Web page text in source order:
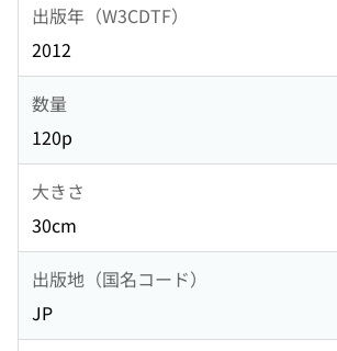
出版年（W3CDTF）
2012
数量
120p
大きさ
30cm
出版地（国名コード）
JP